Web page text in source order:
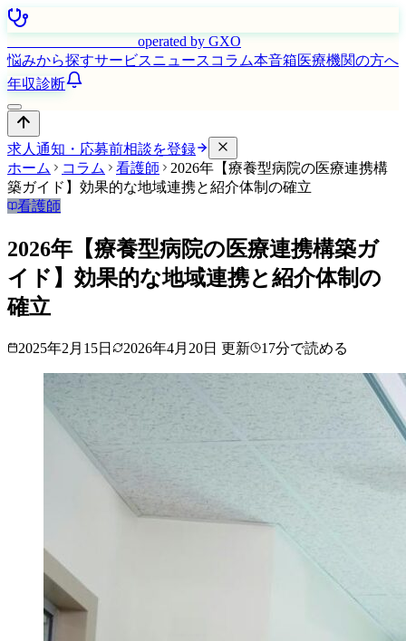
operated by GXO
悩みから探すサービスニュース コラム本音箱医療機関の方へ
年収診断
求人通知・応募前相談を登録
ホーム
コラム 看護師
2026年【療養型病院の医療連携構
築ガイド】効果的な地域連携と紹介体制の確立
看護師
2026年【療養型病院の医療連携構築ガ
イド】効果的な地域連携と紹介体制の
確立
2025年2月15日 2026年4月20日 更新 17分で読める